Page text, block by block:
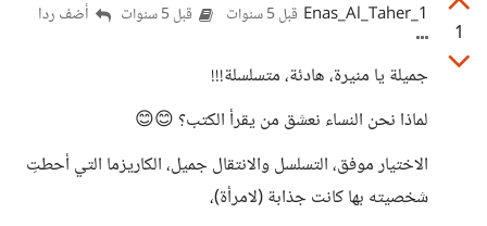
1
Enas_Al_Taher_1 قبل 5 سنوات قبل 5 سنوات أضف ردا
جميلة يا منيرة، هادئة، متسلسلة!!!
لماذا نحن النساء نعشق من يقرأ الكتب؟ 😊😊
الاختيار موفق، التسلسل والانتقال جميل، الكاريزما التي أحطتِ
شخصيته بها كانت جذابة (لامرأة)،